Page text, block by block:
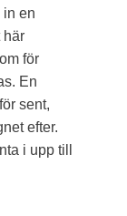
in en
här
för
En
sent,
efter.
i upp till